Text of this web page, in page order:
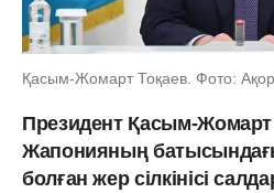
Қасым-Жомарт Тоқаев. Фото:
Президент Қасым-Жомарт
Жапонияның
болған жер сілкінісі